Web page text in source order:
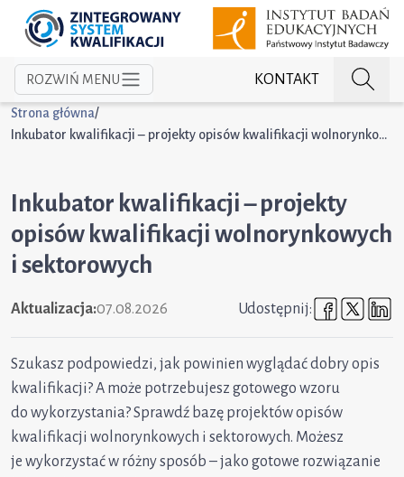
KONTAKT
ROZWIŃ MENU
Strona główna/
Inkubator kwalifikacji – projekty opisów kwalifikacji wolnorynkowych i sektorowych
Inkubator kwalifikacji – projekty
opisów kwalifikacji wolnorynkowych
i sektorowych
Aktualizacja:07.08.2026 Udostępnij:
Szukasz podpowiedzi, jak powinien wyglądać dobry opis
kwalifikacji? A może potrzebujesz gotowego wzoru
do wykorzystania? Sprawdź bazę projektów opisów
kwalifikacji wolnorynkowych i sektorowych. Możesz
je wykorzystać w różny sposób – jako gotowe rozwiązanie